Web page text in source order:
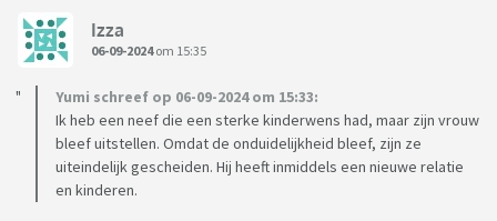
Izza
06-09-2024om 15:35
Yumi schreef op 06-09-2024 om 15:33:
Ik heb een neef die een sterke kinderwens had, maar zijn vrouw
bleef uitstellen. Omdat de onduidelijkheid bleef, zijn ze
uiteindelijk gescheiden. Hij heeft inmiddels een nieuwe relatie
en kinderen.